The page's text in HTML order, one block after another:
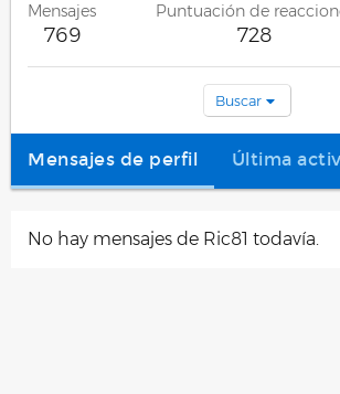
Mensajes
769
Puntuación de
728
Buscar
Mensajes de perfil Última
No hay mensajes de Ric81 todavía.